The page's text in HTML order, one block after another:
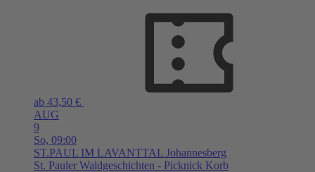
ab 43,50 €
AUG
9
So, 09:00
ST.PAUL IM LAVANTTAL Johannesberg
St. Pauler Waldgeschichten - Picknick Korb